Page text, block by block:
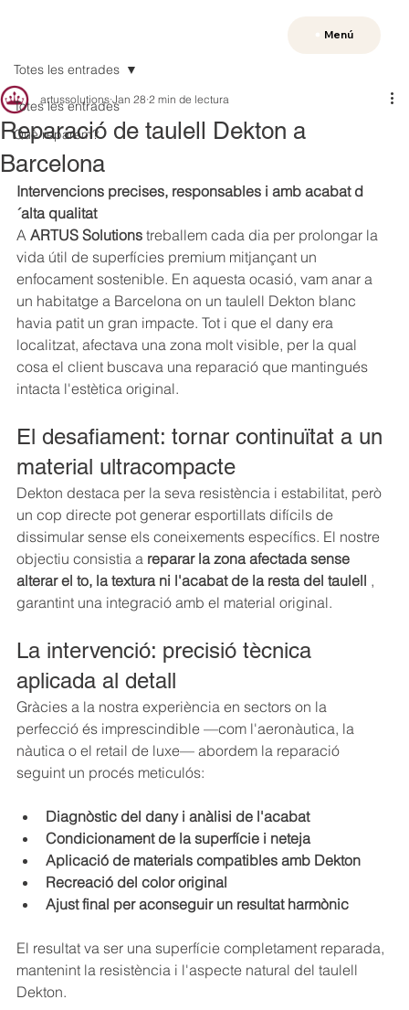
Menú
Totes les entrades
Què reparem?
Totes les entrades
Reparació de taulell Dekton a
Barcelona
artussolutions Jan 28 2 min de lectura
Intervencions precises, responsables i amb acabat d
´alta qualitat
A ARTUS Solutions treballem cada dia per prolongar la
vida útil de superfícies premium mitjançant un
enfocament sostenible. En aquesta ocasió, vam anar a
un habitatge a Barcelona on un taulell Dekton blanc
havia patit un gran impacte. Tot i que el dany era
localitzat, afectava una zona molt visible, per la qual
cosa el client buscava una reparació que mantingués
intacta l'estètica original.
El desafiament: tornar continuïtat a un
material ultracompacte
Dekton destaca per la seva resistència i estabilitat, però
un cop directe pot generar esportillats difícils de
dissimular sense els coneixements específics. El nostre
objectiu consistia a reparar la zona afectada sense
alterar el to, la textura ni l'acabat de la resta del taulell ,
garantint una integració amb el material original.
La intervenció: precisió tècnica
aplicada al detall
Gràcies a la nostra experiència en sectors on la
perfecció és imprescindible —com l'aeronàutica, la
nàutica o el retail de luxe— abordem la reparació
seguint un procés meticulós:
Diagnòstic del dany i anàlisi de l'acabat
Condicionament de la superfície i neteja
Aplicació de materials compatibles amb Dekton
Recreació del color original
Ajust final per aconseguir un resultat harmònic
El resultat va ser una superfície completament reparada,
mantenint la resistència i l'aspecte natural del taulell
Dekton.